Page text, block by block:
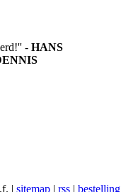
- HANS
| sitemap | rss | bestelling